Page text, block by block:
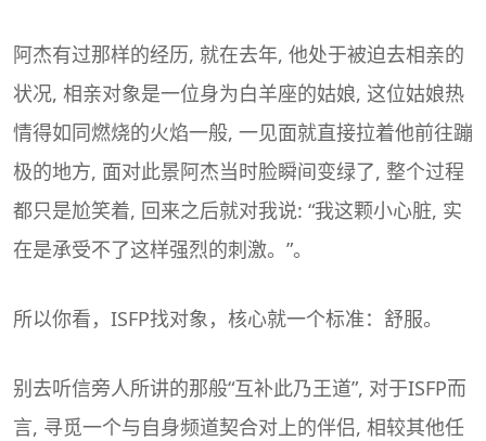
阿杰有过那样的经历, 就在去年, 他处于被迫去相亲的
状况, 相亲对象是一位身为白羊座的姑娘, 这位姑娘热
情得如同燃烧的火焰一般, 一见面就直接拉着他前往蹦
极的地方, 面对此景阿杰当时脸瞬间变绿了, 整个过程
都只是尬笑着, 回来之后就对我说: “我这颗小心脏, 实
在是承受不了这样强烈的刺激。”。
所以你看，ISFP找对象，核心就一个标准：舒服。
别去听信旁人所讲的那般“互补此乃王道”, 对于ISFP而
言, 寻觅一个与自身频道契合对上的伴侣, 相较其他任